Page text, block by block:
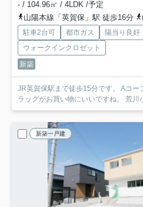
- / 104.96㎡ / 4LDK /予定
山陽本線「英賀保」駅 徒歩16分
駐車2台可 都市ガス 陽当り良好
ウォークインクロゼット
新築
JR英賀保駅まで徒歩15分です。 Aコー
ラッグがお買い物にいいですね。 荒川
新築一戸建